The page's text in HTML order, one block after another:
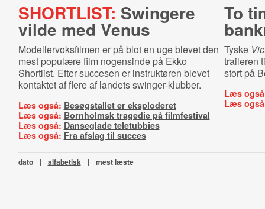
SHORTLIST: Swingere
vilde med Venus
Modellervoksfilmen er på blot en uge blevet den
mest populære film nogensinde på Ekko
Shortlist. Efter succesen er instruktøren blevet
kontaktet af flere af landets swinger-klubber.
Læs også: Besøgstallet er eksploderet
Læs også: Bornholmsk tragedie på filmfestival
Læs også: Danseglade teletubbies
Læs også: Fra afslag til succes
To
Tyske
traileren
stort på
Læs
Læs
dato | alfabetisk | mest læste